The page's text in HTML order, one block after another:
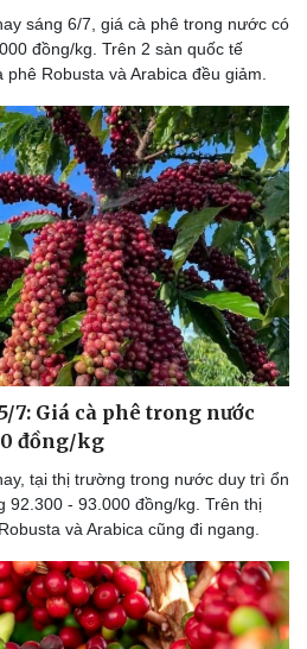
sáng 6/7, giá cà phê trong nước có
đồng/kg. Trên 2 sàn quốc tế
phê Robusta và Arabica đều giảm.
7: Giá cà phê trong nước
đồng/kg
tại thị trường trong nước duy trì ổn
92.300 - 93.000 đồng/kg. Trên thị
và Arabica cũng đi ngang.